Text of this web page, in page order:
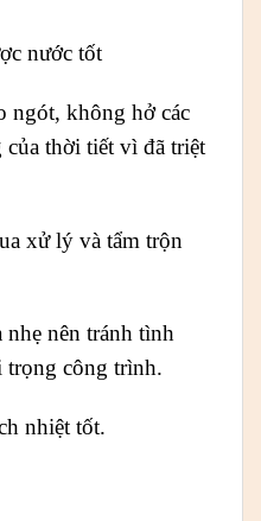
nước tốt
ngót, không hở các
thời tiết vì đã triệt
xử lý và tẩm trộn
nên tránh tình
trọng công trình.
nhiệt tốt.